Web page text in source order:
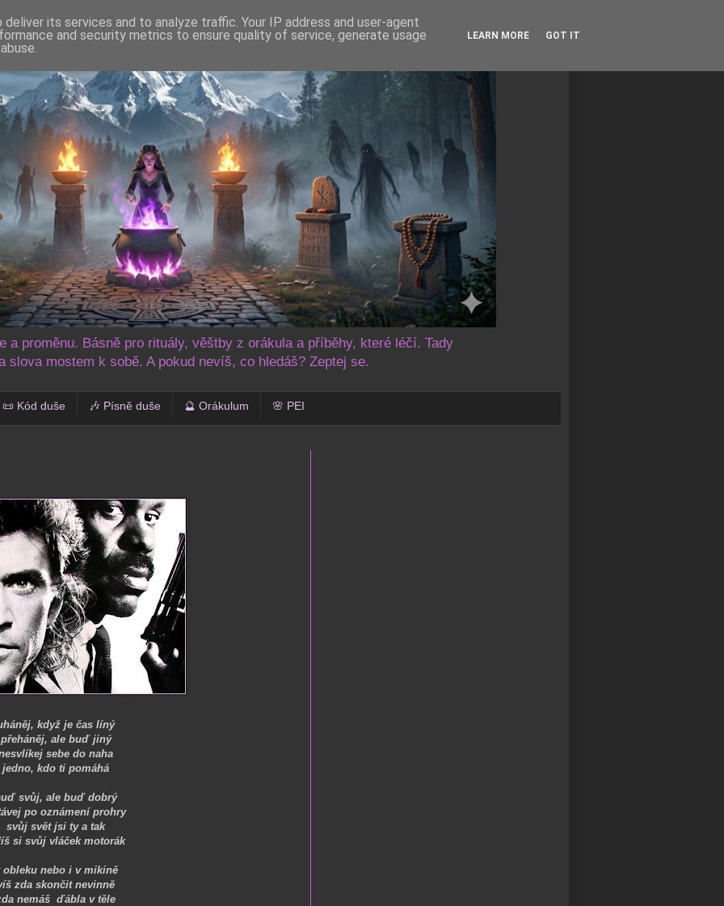
a proměnu. Básně pro rituály, věštby z orákula a příběhy, které léčí. Tady
slova mostem k sobě. A pokud nevíš, co hledáš? Zeptej se.
📜 Kód duše 🎶 Písně duše 🔮 Orákulum 🌸 PEI
když je čas líný
přeháněj, ale buď jiný
sebe do naha
jedno, kdo ti pomáhá
svůj, ale buď dobrý
po oznámení prohry
svůj svět jsi ty a tak
si svůj vláček motorák
obleku nebo i v mikině
zda skončit nevinně
nemáš ďábla v těle
its services and to analyze traffic. Your IP address and user-agent
and security metrics to ensure quality of service, generate usage
LEARN MORE GOT IT